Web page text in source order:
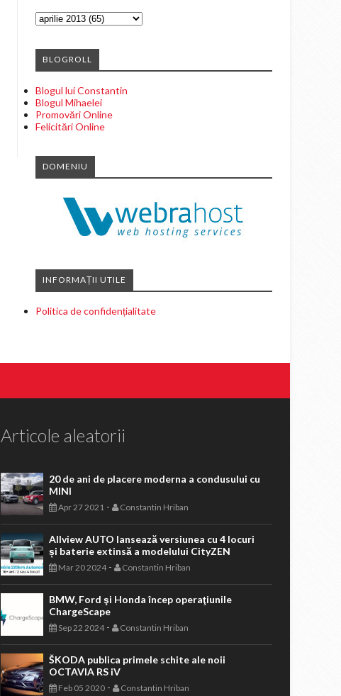
BLOGROLL
Blogul lui Constantin
Blogul Mihaelei
Promovări Online
Felicitări Online
DOMENIU
INFORMAȚII UTILE
Politica de confidențialitate
Articole aleatorii
20 de ani de placere moderna a condusului cu
MINI
Apr 27 2021 - Constantin Hriban
Allview AUTO lansează versiunea cu 4 locuri
și baterie extinsă a modelului CityZEN
Mar 20 2024- Constantin Hriban
BMW, Ford şi Honda încep operaţiunile
ChargeScape
Sep 22 2024- Constantin Hriban
ŠKODA publica primele schite ale noii
OCTAVIA RS iV
Feb 05 2020- Constantin Hriban